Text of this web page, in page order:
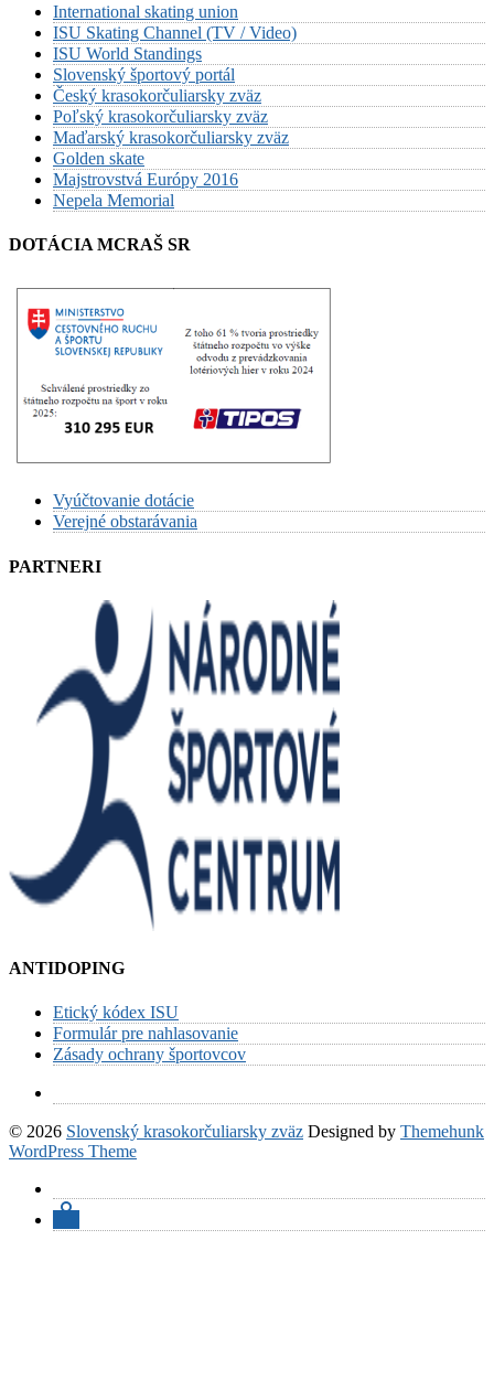
International skating union
ISU Skating Channel (TV / Video)
ISU World Standings
Slovenský športový portál
Český krasokorčuliarsky zväz
Poľský krasokorčuliarsky zväz
Maďarský krasokorčuliarsky zväz
Golden skate
Majstrovstvá Európy 2016
Nepela Memorial
DOTÁCIA MCRAŠ SR
Vyúčtovanie dotácie
Verejné obstarávania
PARTNERI
ANTIDOPING
Etický kódex ISU
Formulár pre nahlasovanie
Zásady ochrany športovcov
© 2026 Slovenský krasokorčuliarsky zväz Designed by Themehunk
WordPress Theme